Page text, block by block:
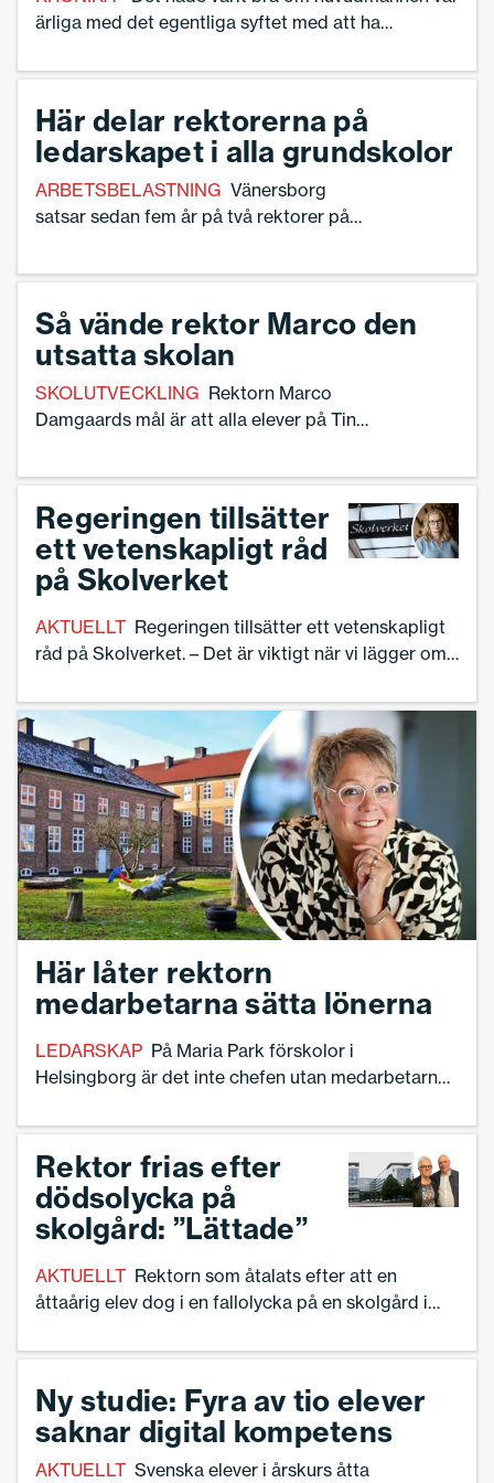
ärliga med det egentliga syftet med att ha
skolledare och debattör.
Här delar rektorerna på
ledarskapet i alla grundskolor
ARBETSBELASTNING Vänersborg
satsar sedan fem år på två rektorer på
biträdande rektorer. – Det är ett system
säger Sofia Bråberg,
förvaltningschef/skolchef på barn- och
Så vände rektor Marco den
utsatta skolan
SKOLUTVECKLING Rektorn Marco
Damgaards mål är att alla elever på Ting­
vidare i sina studier efter årskurs 9. Nu är
han nästan i hamn – med 97 procent av
eleverna – men det har krävt ett helt nytt
förhållningssätt till eleverna.
Regeringen tillsätter
ett vetenskapligt råd
på Skolverket
AKTUELLT Regeringen tillsätter ett vetenskapligt
råd på Skolverket. – Det är viktigt när vi lägger om
Skolverket tar fram vilar på vetenskaplig grund,
säger skolminister Lotta Edholm (L) till Dagens
Nyheter.
Här låter rektorn
medarbetarna sätta lönerna
LEDARSKAP På Maria Park förskolor i
Helsingborg är det inte chefen utan medarbetarna
inledande lönesamtalet berättar de vad den nya
lönen bör vara i kronor. – Med den här modellen har
medarbetarna stärkts i sin yrkesroll och nästan
inga blir besvikna över sin nya lön, säger rektor
Marianne Björklund Persson.
Rektor frias efter
dödsolycka på
skolgård: ”Lättade”
AKTUELLT Rektorn som åtalats efter att en
åttaårig elev dog i en fallolycka på en skolgård i
arbetsmiljöansvaret vilat på kommunen – inte på
bedömning, säger Anders Ehlén, en av två
ordförande för Sveriges Skolledare i Göteborg.
Ny studie: Fyra av tio elever
saknar digital kompetens
AKTUELLT Svenska elever i årskurs åtta